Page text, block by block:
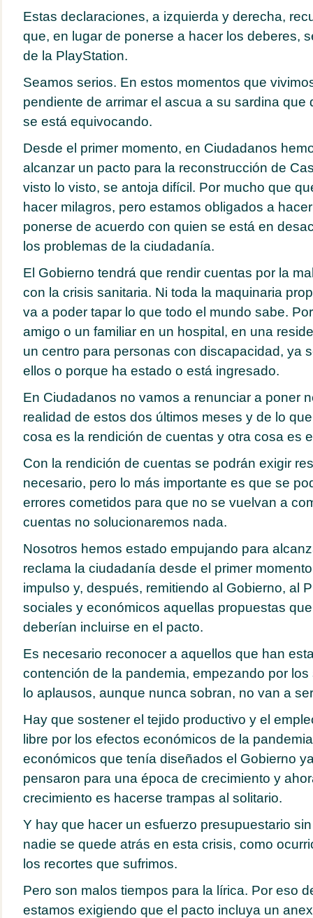
Estas declaraciones, a izquierda y derecha,
que, en lugar de ponerse a hacer los deberes,
de la PlayStation.
Seamos serios. En estos momentos que
pendiente de arrimar el ascua a su sardina que
se está equivocando.
Desde el primer momento, en Ciudadanos
alcanzar un pacto para la reconstrucción de
visto lo visto, se antoja difícil. Por mucho que
hacer milagros, pero estamos obligados a
ponerse de acuerdo con quien se está en
los problemas de la ciudadanía.
El Gobierno tendrá que rendir cuentas por la
con la crisis sanitaria. Ni toda la maquinaria
va a poder tapar lo que todo el mundo sabe.
amigo o un familiar en un hospital, en una
un centro para personas con discapacidad, ya
ellos o porque ha estado o está ingresado.
En Ciudadanos no vamos a renunciar a poner
realidad de estos dos últimos meses y de lo
cosa es la rendición de cuentas y otra cosa es
Con la rendición de cuentas se podrán exigir
necesario, pero lo más importante es que se
errores cometidos para que no se vuelvan a
cuentas no solucionaremos nada.
Nosotros hemos estado empujando para
reclama la ciudadanía desde el primer
impulso y, después, remitiendo al Gobierno, al
sociales y económicos aquellas propuestas
deberían incluirse en el pacto.
Es necesario reconocer a aquellos que han
contención de la pandemia, empezando por
lo aplausos, aunque nunca sobran, no van a
Hay que sostener el tejido productivo y el
libre por los efectos económicos de la
económicos que tenía diseñados el Gobierno
pensaron para una época de crecimiento y
crecimiento es hacerse trampas al solitario.
Y hay que hacer un esfuerzo presupuestario
nadie se quede atrás en esta crisis, como
los recortes que sufrimos.
Pero son malos tiempos para la lírica. Por eso
estamos exigiendo que el pacto incluya un